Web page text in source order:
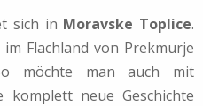
sich in Moravske Toplice.
Flachland von Prekmurje
möchte man auch mit
komplett neue Geschichte